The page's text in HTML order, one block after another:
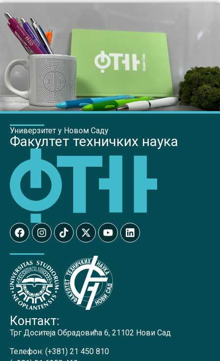
Универзитет у Новом Саду
Факултет техничких наука
Контакт:
Трг Доситеја Обрадовића 6, 21102 Нови Сад
Телефон: (+381) 21 450 810